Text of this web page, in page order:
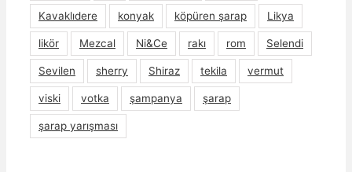
Kavaklıdere konyak köpüren şarap Likya
likör Mezcal Ni&Ce rakı rom Selendi
Sevilen sherry Shiraz tekila vermut
viski votka şampanya şarap
şarap yarışması